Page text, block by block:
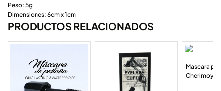
Peso: 5g
Dimensiones: 6cm x 1cm
PRODUCTOS RELACIONADOS
Mascara
Cherimoya